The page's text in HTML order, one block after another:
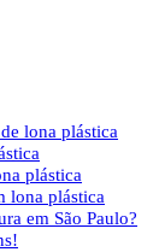
lona plástica
plástica
lona plástica
em São Paulo?